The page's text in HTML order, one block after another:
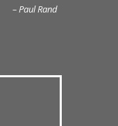
– Paul Rand